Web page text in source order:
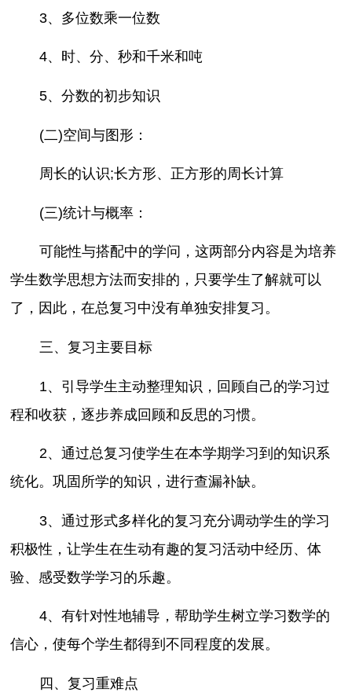
3、多位数乘一位数
4、时、分、秒和千米和吨
5、分数的初步知识
(二)空间与图形：
周长的认识;长方形、正方形的周长计算
(三)统计与概率：
可能性与搭配中的学问，这两部分内容是为培养
学生数学思想方法而安排的，只要学生了解就可以
了，因此，在总复习中没有单独安排复习。
三、复习主要目标
1、引导学生主动整理知识，回顾自己的学习过
程和收获，逐步养成回顾和反思的习惯。
2、通过总复习使学生在本学期学习到的知识系
统化。巩固所学的知识，进行查漏补缺。
3、通过形式多样化的复习充分调动学生的学习
积极性，让学生在生动有趣的复习活动中经历、体
验、感受数学学习的乐趣。
4、有针对性地辅导，帮助学生树立学习数学的
信心，使每个学生都得到不同程度的发展。
四、复习重难点